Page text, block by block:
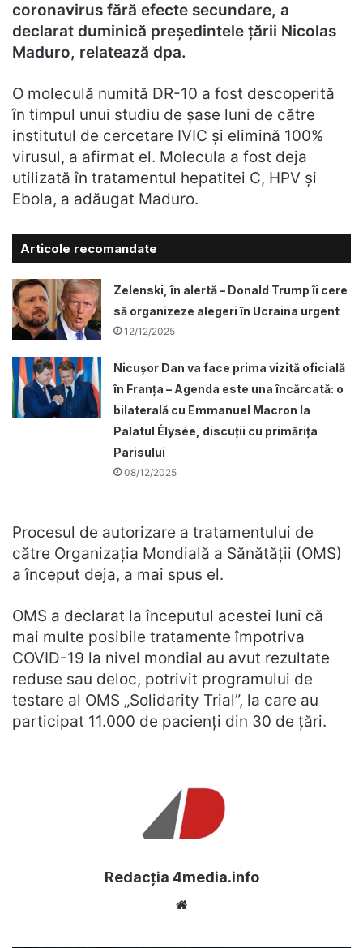
coronavirus fără efecte secundare, a
declarat duminică preşedintele ţării Nicolas
Maduro, relatează dpa.
O moleculă numită DR-10 a fost descoperită
în timpul unui studiu de şase luni de către
institutul de cercetare IVIC şi elimină 100%
virusul, a afirmat el. Molecula a fost deja
utilizată în tratamentul hepatitei C, HPV şi
Ebola, a adăugat Maduro.
Articole recomandate
Zelenski, în alertă – Donald Trump îi cere
să organizeze alegeri în Ucraina urgent
12/12/2025
Nicușor Dan va face prima vizită oficială
în Franța – Agenda este una încărcată: o
bilaterală cu Emmanuel Macron la
Palatul Élysée, discuții cu primărița
Parisului
08/12/2025
Procesul de autorizare a tratamentului de
către Organizaţia Mondială a Sănătăţii (OMS)
a început deja, a mai spus el.
OMS a declarat la începutul acestei luni că
mai multe posibile tratamente împotriva
COVID-19 la nivel mondial au avut rezultate
reduse sau deloc, potrivit programului de
testare al OMS „Solidarity Trial”, la care au
participat 11.000 de pacienţi din 30 de ţări.
Redacția 4media.info